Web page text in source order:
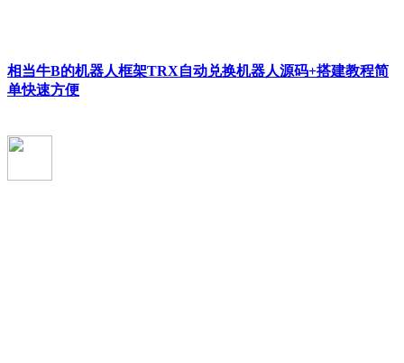
相当牛B的机器人框架TRX自动兑换机器人源码+搭建教程简
单快速方便